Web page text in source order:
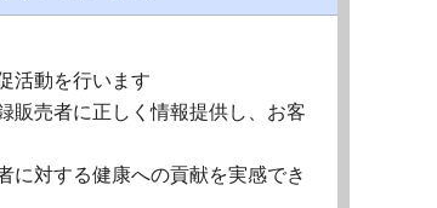
活動を行います
販売者に正しく情報提供し、お客
に対する健康への貢献を実感でき